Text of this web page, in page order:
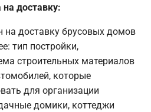
доставку:
доставку брусовых домов
тип постройки,
строительных материалов
которые
для организации
домики, коттеджи